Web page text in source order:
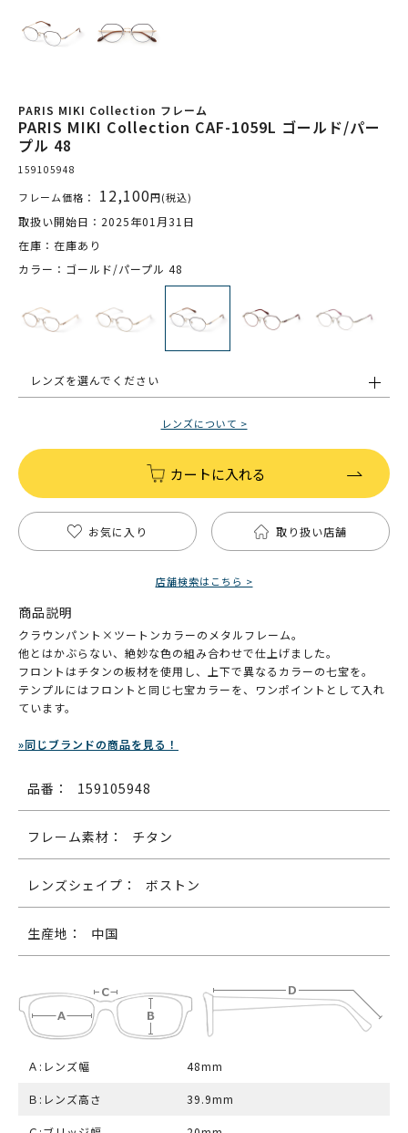
PARIS MIKI Collection フレーム
PARIS MIKI Collection CAF-1059L ゴールド/パー
プル 48
159105948
フレーム価格： 12,100円(税込)
取扱い開始日：2025年01月31日
在庫：在庫あり
カラー：ゴールド/パープル 48
レンズを選んでください
レンズについて >
カートに入れる
お気に入り 取り扱い店舗
店舗検索はこちら >
商品説明
クラウンパント×ツートンカラーのメタルフレーム。
他とはかぶらない、絶妙な色の組み合わせで仕上げました。
フロントはチタンの板材を使用し、上下で異なるカラーの七宝を。
テンプルにはフロントと同じ七宝カラーを、ワンポイントとして入れ
ています。
»同じブランドの商品を見る！
品番： 159105948
フレーム素材： チタン
レンズシェイプ： ボストン
生産地： 中国
Ａ:レンズ幅 48mm
Ｂ:レンズ高さ 39.9mm